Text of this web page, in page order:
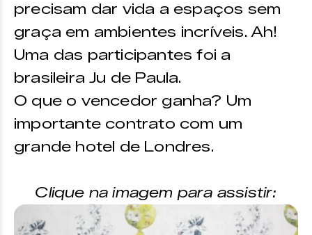
precisam dar vida a espaços sem
graça em ambientes incríveis. Ah!
Uma das participantes foi a
brasileira Ju de Paula.
O que o vencedor ganha? Um
importante contrato com um
grande hotel de Londres.
Clique na imagem para assistir: